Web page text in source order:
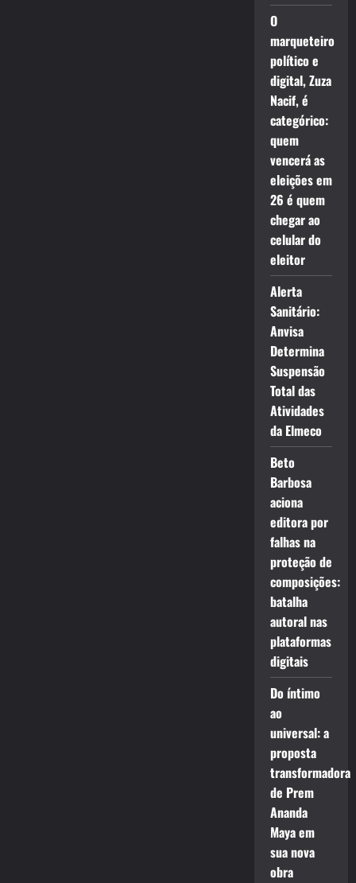
O
marqueteiro
político e
digital, Zuza
Nacif, é
categórico:
quem
vencerá as
eleições em
26 é quem
chegar ao
celular do
eleitor
Alerta
Sanitário:
Anvisa
Determina
Suspensão
Total das
Atividades
da Elmeco
Beto
Barbosa
aciona
editora por
falhas na
proteção de
composições:
batalha
autoral nas
plataformas
digitais
Do íntimo
ao
universal: a
proposta
transformadora
de Prem
Ananda
Maya em
sua nova
obra